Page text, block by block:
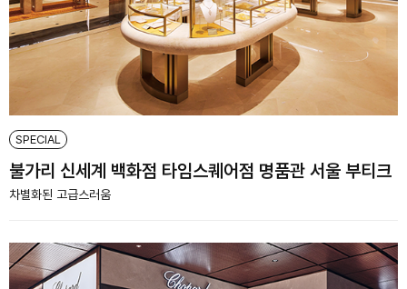
SPECIAL
불가리 신세계 백화점 타임스퀘어점 명품관 서울 부티크
차별화된 고급스러움